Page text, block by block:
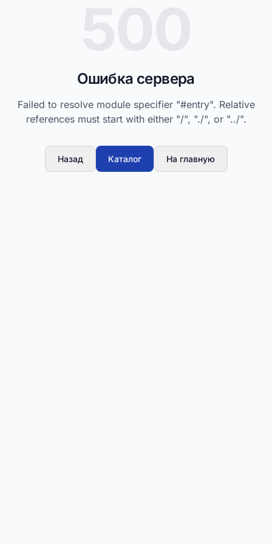
Ошибка сервера
Failed to resolve module specifier "#entry". Relative
references must start with either "/", "./", or "../".
Назад Каталог На главную